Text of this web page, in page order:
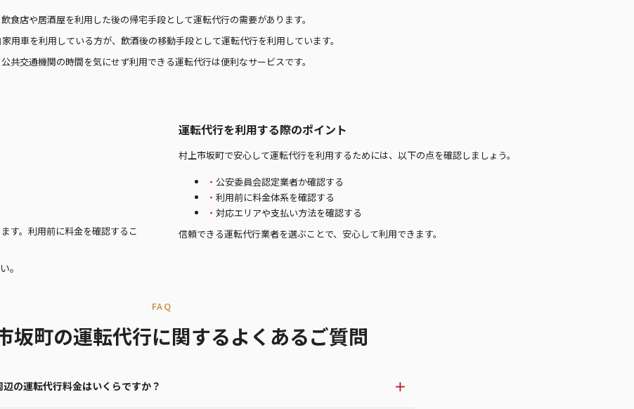
食店や居酒屋を利用した後の帰宅手段として運転代行の需要があります。
用車を利用している方が、飲酒後の移動手段として運転代行を利用しています。
共交通機関の時間を気にせず利用できる運転代行は便利なサービスです。
す。利用前に料金を確認するこ
。
運転代行を利用する際のポイント
村上市坂町で安心して運転代行を利用するためには、以下の点を確認しましょう。
公安委員会認定業者か確認する
利用前に料金体系を確認する
対応エリアや支払い方法を確認する
信頼できる運転代行業者を選ぶことで、安心して利用できます。
FAQ
坂町の運転代行に関するよくあるご質問
の運転代行料金はいくらですか？